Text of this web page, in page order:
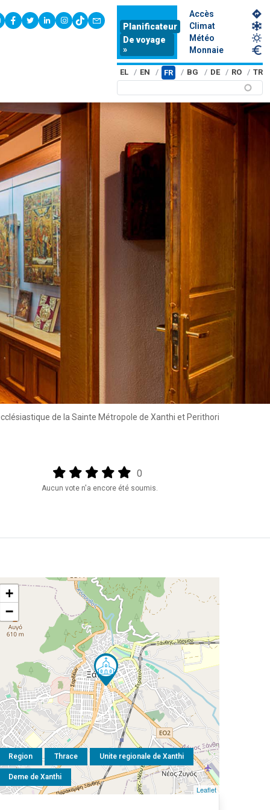
youtubefacebook
twitterlinkedininstagram
tiktokcontact
Planificateur
De voyage
»
Accès
Climat
Météo
Monnaie
EL EN FR BG DE RO TR
de la Sainte Métropole de Xanthi et Perithori
Output format
(star)(star)(star)(star)(star)
0
Aucun vote n'a encore été soumis.
Region Thrace Unite regionale de Xanthi
Deme de Xanthi
+
−
Leaflet